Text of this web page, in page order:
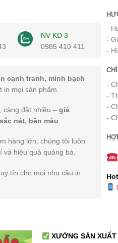
NV KD 3
0985 410 411
cạnh tranh, minh bạch
in mọi sản phẩm.
, càng đặt nhiều – giá
nét, bền màu.
hàng lớn, chúng tôi luôn
và hiệu quả quảng bá.
tín cho mọi nhu cầu in
-
-
-
-
-
-
-
XƯỞNG SẢN